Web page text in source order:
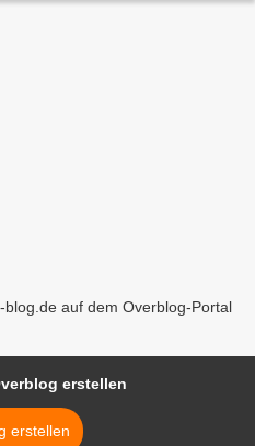
auf dem Overblog-Portal
erstellen
erstellen